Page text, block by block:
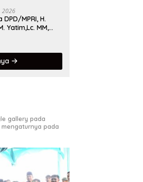
2026
MPRI, H.
Yatim,Lc. MM,
terdepan
gallery pada
pada